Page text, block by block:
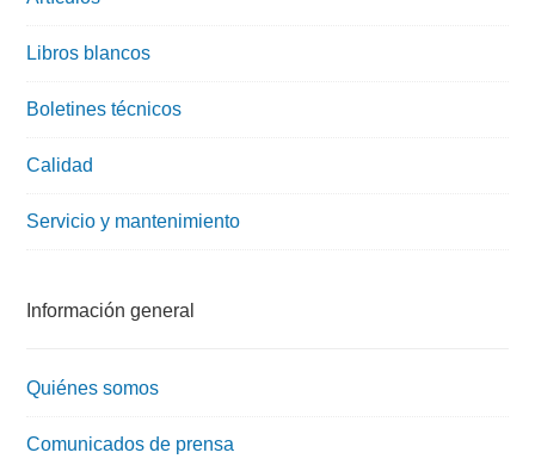
Libros blancos
Boletines técnicos
Calidad
Servicio y mantenimiento
Información general
Quiénes somos
Comunicados de prensa